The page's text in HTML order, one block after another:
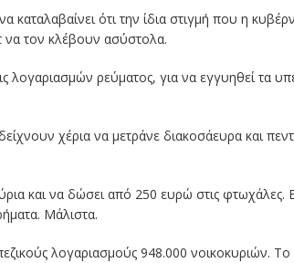
καταλαβαίνει ότι την ίδια στιγμή που η
να τον κλέβουν ασύστολα.
ρεύματος, για να εγγυηθεί τα
χέρια να μετράνε διακοσάευρα και
και να δώσει από 250 ευρώ στις φτωχάλες.
Μάλιστα.
λογαριασμούς 948.000 νοικοκυριών.